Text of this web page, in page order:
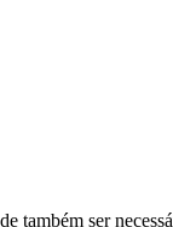
também ser